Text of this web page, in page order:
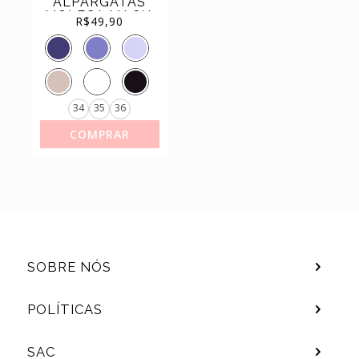
MOLECA MACIA
REF. 5287.210
R$49,90
34 35 36
COMPRAR
SAPATILHAS
TÊNIS (44)
SOBRE NÓS
POLÍTICAS
SAC